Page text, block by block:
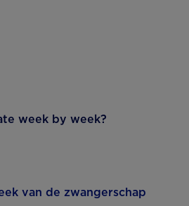
week by week?
van de zwangerschap